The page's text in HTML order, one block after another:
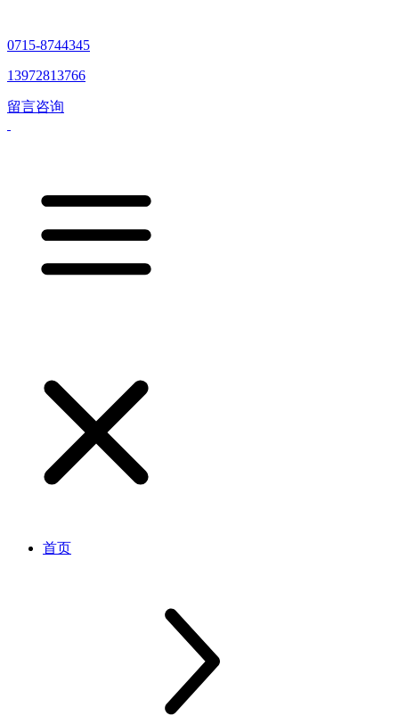
0715-8744345
13972813766
留言咨询
首页